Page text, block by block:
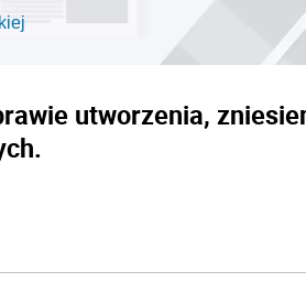
utworzenia,